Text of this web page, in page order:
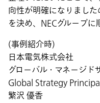
向性が明確になりまし
を決め、NECグループに
(事例紹介時)
日本電気株式会社
グローバル・マネージド
Global Strategy
繁沢 優香